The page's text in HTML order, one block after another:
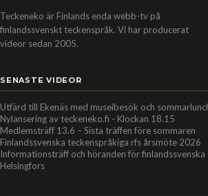
Teckeneko är Finlands enda webb-tv på
finlandssvenskt teckenspråk. Vi har producerat
videor sedan 2005.
SENASTE VIDEOR
Utfärd till Ekenäs med museibesök och
Nylansering av teckeneko.fi - Klockan 18.15
Medlemsträff 13.6 – Sista träffen före sommaren
Finlandssvenska teckenspråkiga rfs årsmöte 2026
Informationsträff och höranden för finlandssvenska
Helsingfors